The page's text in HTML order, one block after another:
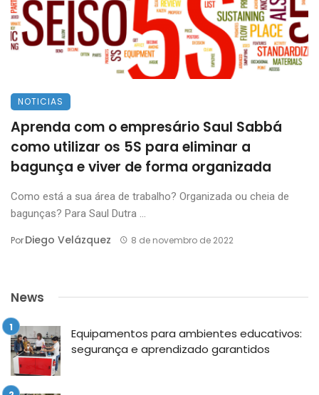
NOTICIAS
Aprenda com o empresário Saul Sabbá
como utilizar os 5S para eliminar a
bagunça e viver de forma organizada
Como está a sua área de trabalho? Organizada ou cheia de
bagunças? Para Saul Dutra ...
PorDiego Velázquez 8 de novembro de 2022
News
Equipamentos para ambientes educativos:
segurança e aprendizado garantidos